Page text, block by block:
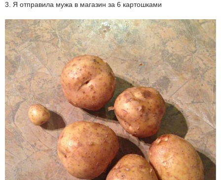
3. Я отправила мужа в магазин за 6 картошками